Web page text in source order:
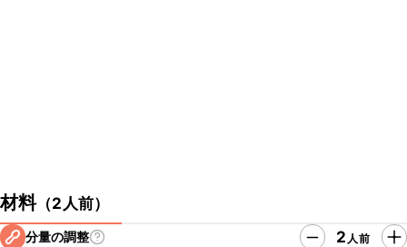
材料（2人前）
分量の調整 2 人前